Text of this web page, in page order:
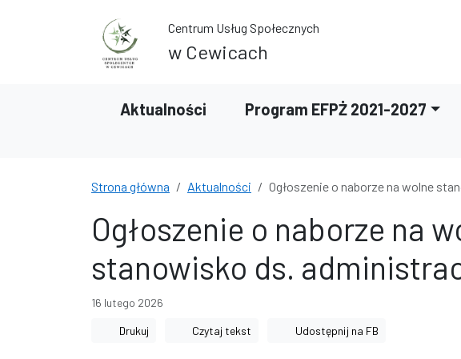
Przejdź do wyszukiwarki Centrum Usług Społecznych
w Cewicach
Aktualności Program EFPŻ 2021-2027
Strona główna Aktualności Ogłoszenie o naborze na wolne
Ogłoszenie o naborze na
stanowisko ds.
16 lutego 2026
Drukuj Czytaj tekst Udostępnij na FB